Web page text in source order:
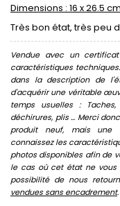
Dimensions : 16 x 26.5
Très bon état, très peu
Vendue avec un
caractéristiques
dans la description de
d'acquérir une véritable
temps usuelles :
déchirures, plis ... Merci
produit neuf, mais une
connaissez les
photos disponibles afin de
le cas où cet état ne vous
possibilité de nous
vendues sans encadrement.